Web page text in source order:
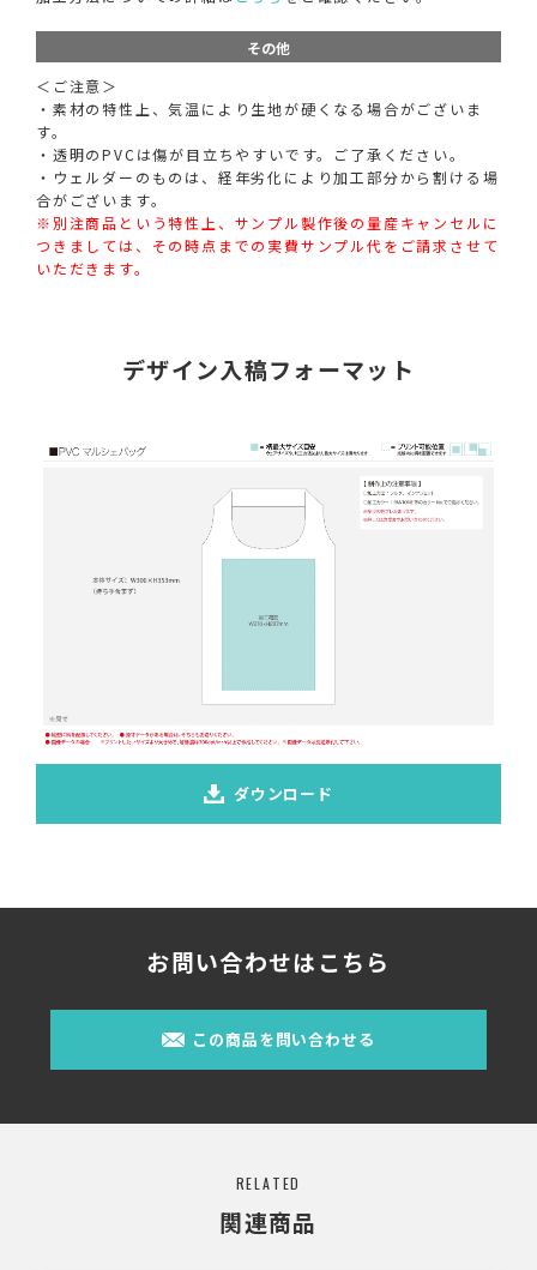
その他
＜ご注意＞
・素材の特性上、気温により生地が硬くなる場合がございま
す。
・透明のPVCは傷が目立ちやすいです。ご了承ください。
・ウェルダーのものは、経年劣化により加工部分から割ける場
合がございます。
※別注商品という特性上、サンプル製作後の量産キャンセルに
つきましては、その時点までの実費サンプル代をご請求させて
いただきます。
デザイン入稿フォーマット
ダウンロード
お問い合わせはこちら
この商品を問い合わせる
RELATED
関連商品